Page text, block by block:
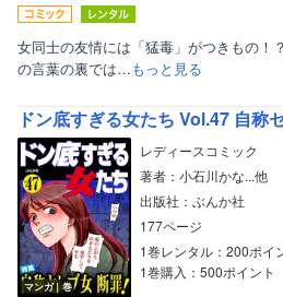
女同士の友情には「猛毒」がつきもの
の言葉の裏では…もっと見る
ドン底すぎる女たち Vol.47 自称
マンガ｜巻
レディースコミック
著者：小石川かな...他
出版社：ぶんか社
177ページ
1巻レンタル：200ポイ
1巻購入：500ポイント